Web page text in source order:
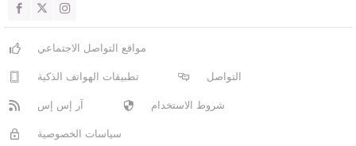
بايبورت
بيلاجيك
بينغول
مواقع التواصل الاجتماعي
تطبيقات الهواتف الذكية التواصل
آر إس إس شروط الاستخدام
سياسات الخصوصية